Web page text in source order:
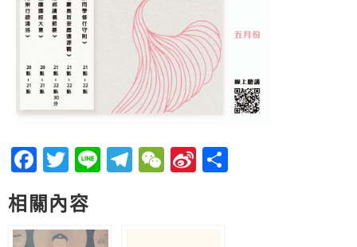
Facebook
Twitter
LineTelegram
WeChat
Sina
相關內容